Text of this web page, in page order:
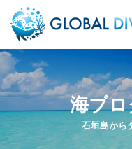
石垣島から
海ブ